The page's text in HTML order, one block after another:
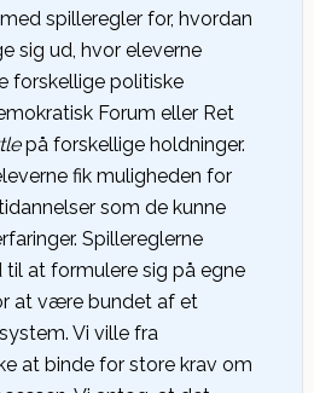
spilleregler for, hvordan
sig ud, hvor eleverne
forskellige politiske
Forum eller Ret
på forskellige holdninger.
fik muligheden for
som de kunne
Spillereglerne
til at formulere sig på egne
at være bundet af et
Vi ville fra
at binde for store krav om